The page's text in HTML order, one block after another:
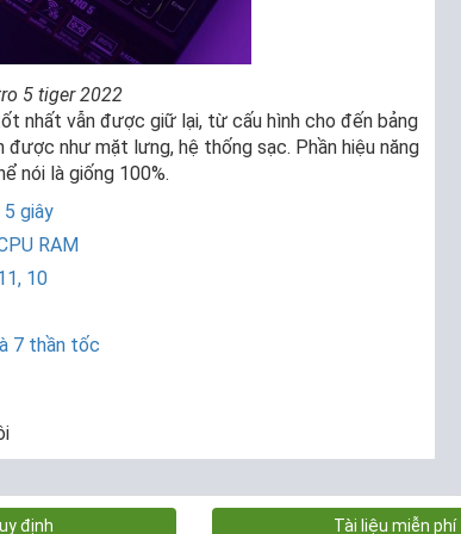
5 tiger 2022
nhất vẫn được giữ lại, từ cấu hình cho đến bảng
như mặt lưng, hệ thống sạc. Phần hiệu năng
nói là giống 100%.
giây
RAM
10
7 thần tốc
định Tài liệu miễn phí